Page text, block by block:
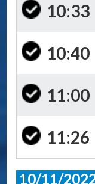
10:33
10:40
11:00
11:26
10/11/